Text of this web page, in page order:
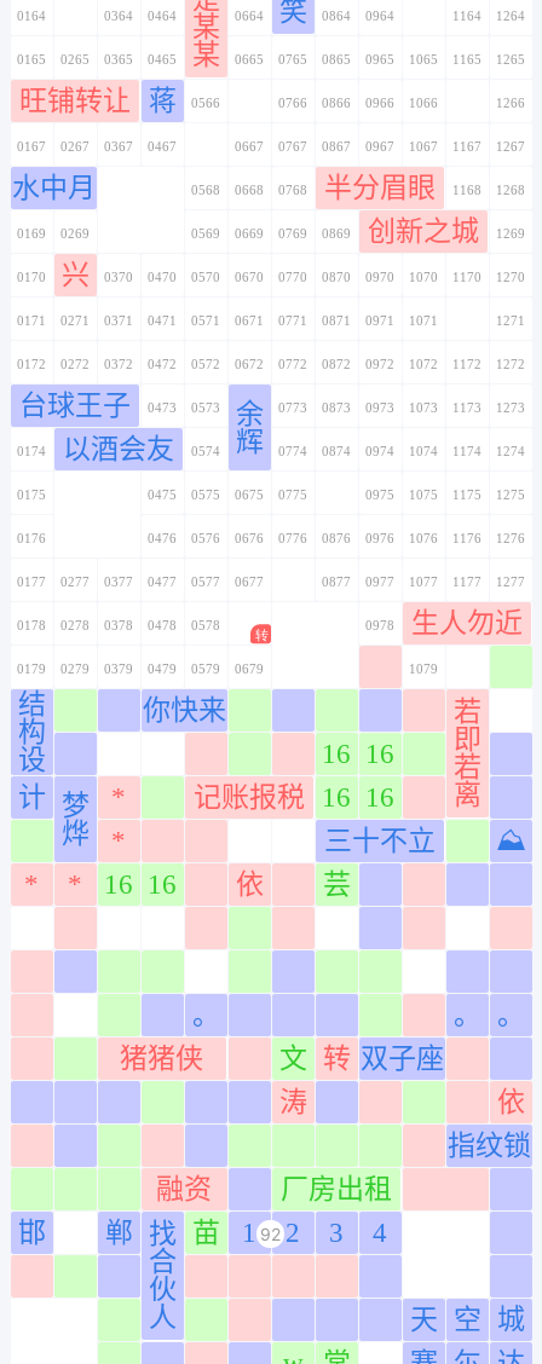
笑
某
某
0164 0364 0464 0564 0664 0764 0864 0964 1164 1264
0165 0265 0365 0465 0565 0665 0765 0865 0965 1065 1165 1265
0166
旺铺转让
0266 0366 0466
蒋 0566 0766 0866 0966 1066 1266
0167 0267 0367 0467 0667 0767 0867 0967 1067 1167 1267
0168
水中月
0268 0568 0668 0768 0868
半分眉眼
0968 1068 1168 1268
0169 0269 0569 0669 0769 0869 0969
创新之城
1069 1169 1269
0170 0270
兴 0370 0470 0570 0670 0770 0870 0970 1070 1170 1270
0171 0271 0371 0471 0571 0671 0771 0871 0971 1071 1271
0172 0272 0372 0472 0572 0672 0772 0872 0972 1072 1172 1272
0173
台球王子
0273 0373 0473 0573 0673
余
辉
0773 0873 0973 1073 1173 1273
0174 0274
以酒会友
0374 0474 0574 0674 0774 0874 0974 1074 1174 1274
0175 0475 0575 0675 0775 0975 1075 1175 1275
0176 0476 0576 0676 0776 0876 0976 1076 1176 1276
0177 0277 0377 0477 0577 0677 0877 0977 1077 1177 1277
0178 0278 0378 0478 0578 0678 0978 1078
生人勿近
1178 1278
0179 0279 0379 0479 0579 0679 1079
0180
结
构
设
0480
你快来
0580 1180
若
即
若
离
0181 0881
16 0981
16 1181
0182
计 0282
梦
烨
0382
* 0582
记账报税
0682 0782 0882
16 0982
16 1182
0283 0383
* 0883
三十不立
0983 1083 1283
⛰
0184
* 0284
* 0384
16 0484
16 0684
依 0884
芸
0587
。 1187
。 1287
。
0388猪猪侠
0488 0588 0788
文 0888
转 0988
双子座
1088
0789
涛 1289
依
1190
指纹锁
1290
0491
融资
0591 0791
厂房出租
0891 0991
0192
邯 0392
郸 0492
找
合
伙
人
0592
苗 069292
1 0792
2 0892
3 0992
4
0493
0494 1094
天 1194
空 1294
城